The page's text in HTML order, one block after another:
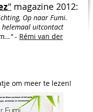
" magazine 2012:
Op naar Fumi.
helemaal uitcontact
- Rémi van der
om meer te lezen!